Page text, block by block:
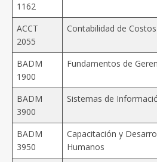
1162
ACCT
2055
Contabilidad de Costos
BADM
1900
Fundamentos de
BADM
3900
Sistemas de
BADM
3950
Capacitación y
Humanos